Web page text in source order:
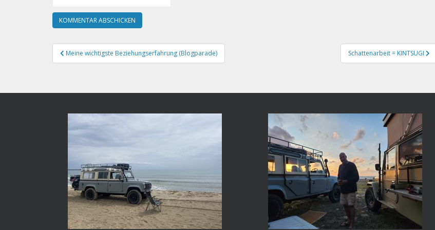
Beitragsnavigation
Meine wichtigste Beziehungserfahrung (Blogparade) Schattenarbeit = KINTSUGI